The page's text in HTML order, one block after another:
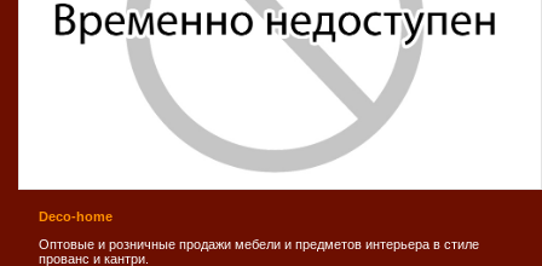
Deco-home
Оптовые и розничные продажи мебели и предметов интерьера в стиле
прованс и кантри.